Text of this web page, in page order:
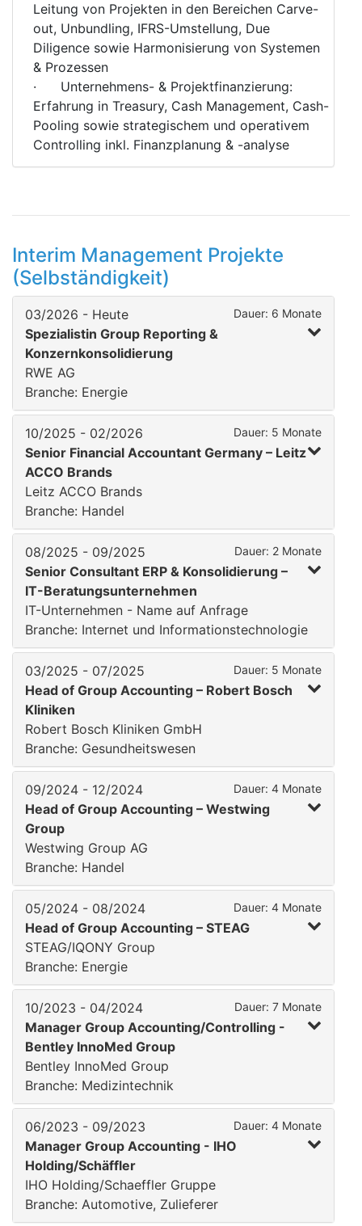
Leitung von Projekten in den Bereichen Carve-
out, Unbundling, IFRS-Umstellung, Due
Diligence sowie Harmonisierung von Systemen
& Prozessen
· Unternehmens- & Projektfinanzierung:
Erfahrung in Treasury, Cash Management, Cash-
Pooling sowie strategischem und operativem
Controlling inkl. Finanzplanung & -analyse
Interim Management Projekte
(Selbständigkeit)
03/2026 - Heute Dauer: 6 Monate
Spezialistin Group Reporting &
Konzernkonsolidierung
RWE AG
Branche: Energie
10/2025 - 02/2026 Dauer: 5 Monate
Senior Financial Accountant Germany – Leitz
ACCO Brands
Leitz ACCO Brands
Branche: Handel
08/2025 - 09/2025 Dauer: 2 Monate
Senior Consultant ERP & Konsolidierung –
IT-Beratungsunternehmen
IT-Unternehmen - Name auf Anfrage
Branche: Internet und Informationstechnologie
03/2025 - 07/2025 Dauer: 5 Monate
Head of Group Accounting – Robert Bosch
Kliniken
Robert Bosch Kliniken GmbH
Branche: Gesundheitswesen
09/2024 - 12/2024 Dauer: 4 Monate
Head of Group Accounting – Westwing
Group
Westwing Group AG
Branche: Handel
05/2024 - 08/2024 Dauer: 4 Monate
Head of Group Accounting – STEAG
STEAG/IQONY Group
Branche: Energie
10/2023 - 04/2024 Dauer: 7 Monate
Manager Group Accounting/Controlling -
Bentley InnoMed Group
Bentley InnoMed Group
Branche: Medizintechnik
06/2023 - 09/2023 Dauer: 4 Monate
Manager Group Accounting - IHO
Holding/Schäffler
IHO Holding/Schaeffler Gruppe
Branche: Automotive, Zulieferer